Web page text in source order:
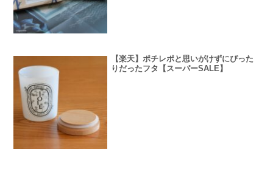
【楽天】ポチレポと思いがけずにぴった
りだったフタ【スーパーSALE】